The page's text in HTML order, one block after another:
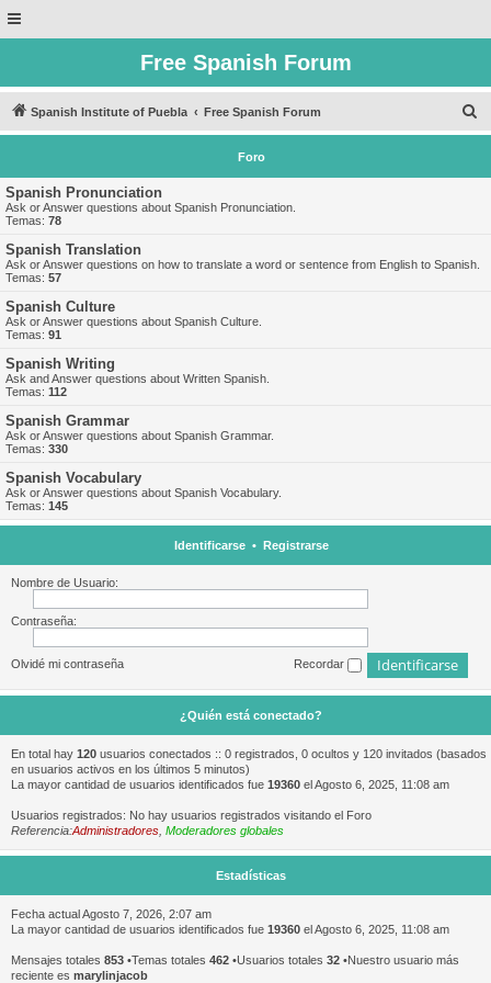
Free Spanish Forum
Spanish Institute of Puebla Free Spanish Forum
u
Foro
Spanish Pronunciation
Ask or Answer questions about Spanish Pronunciation.
Temas: 78
Spanish Translation
Ask or Answer questions on how to translate a word or sentence from English to Spanish.
Temas: 57
Spanish Culture
Ask or Answer questions about Spanish Culture.
Temas: 91
Spanish Writing
Ask and Answer questions about Written Spanish.
Temas: 112
Spanish Grammar
Ask or Answer questions about Spanish Grammar.
Temas: 330
Spanish Vocabulary
Ask or Answer questions about Spanish Vocabulary.
Temas: 145
Identificarse• Registrarse
Nombre de Usuario:
Contraseña:
Olvidé mi contraseña Recordar
¿Quién está conectado?
En total hay 120 usuarios conectados :: 0 registrados, 0 ocultos y 120 invitados (basados
en usuarios activos en los últimos 5 minutos)
La mayor cantidad de usuarios identificados fue 19360 el Agosto 6, 2025, 11:08 am
Usuarios registrados: No hay usuarios registrados visitando el Foro
Referencia:Administradores Moderadores globales
Estadísticas
Fecha actual Agosto 7, 2026, 2:07 am
La mayor cantidad de usuarios identificados fue 19360 el Agosto 6, 2025, 11:08 am
Mensajes totales 853 •Temas totales 462 •Usuarios totales 32 •Nuestro usuario más
reciente es marylinjacob